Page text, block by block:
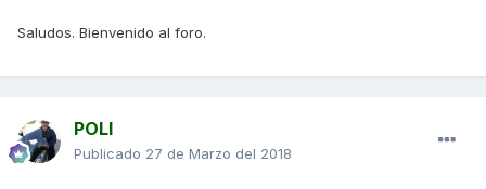
Saludos. Bienvenido al foro.
POLI
Publicado 27 de Marzo del 2018